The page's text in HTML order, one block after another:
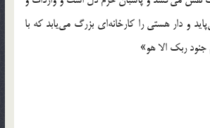
و دار هستى را کارخانه‌اى بزرگ مى‌یابد که با
ربک الا هو»